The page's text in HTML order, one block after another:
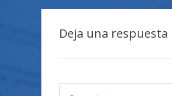
Deja una respuesta